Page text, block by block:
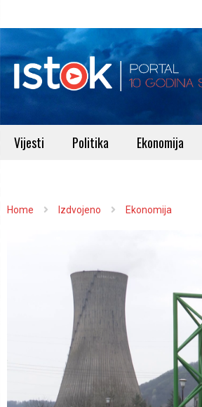
Vijesti Politika Ekonomija
Home Izdvojeno Ekonomija